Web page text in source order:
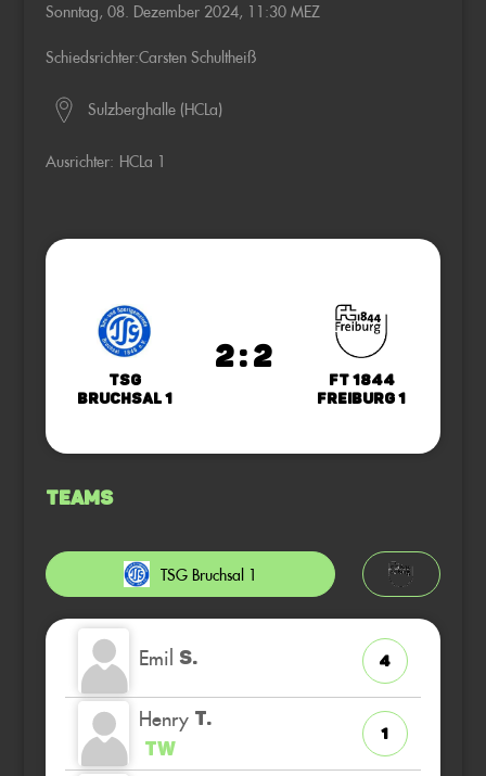
Sonntag, 08. Dezember 2024, 11:30 MEZ
Schiedsrichter:Carsten Schultheiß
Sulzberghalle (HCLa)
Ausrichter: HCLa 1
TSG
Bruchsal 1
2 : 2
FT 1844
Freiburg 1
Teams
TSG Bruchsal 1
Emil S. 4
Henry T.
TW
1